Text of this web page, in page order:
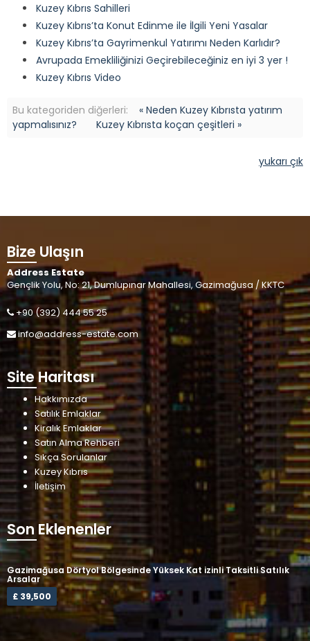
Kuzey Kıbrıs Sahilleri
Kuzey Kıbrıs’ta Konut Edinme ile İlgili Yeni Yasalar
Kuzey Kıbrıs’ta Gayrimenkul Yatırımı Neden Karlıdır?
Avrupada Emekliliğinizi Geçirebileceğiniz en iyi 3 yer !
Kuzey Kıbrıs Video
Bu kategoriden diğerleri:
« Neden Kuzey Kıbrısta yatırım
yapmalısınız?
Kuzey Kıbrısta koçan çeşitleri »
yukarı çık
Bize Ulaşın
Address Estate
Gençlik Yolu, No: 21, Dumlupınar Mahallesi, Gazimağusa / KKTC
+90 (392) 444 55 25
info@address-estate.com
Site Haritası
Hakkımızda
Satılık Emlaklar
Kiralık Emlaklar
Satın Alma Rehberi
Sıkça Sorulanlar
Kuzey Kıbrıs
İletişim
Son Eklenenler
Gazimağusa Dörtyol Bölgesinde Yüksek Kat izinli Taksitli Satılık
Arsalar
£ 39,500